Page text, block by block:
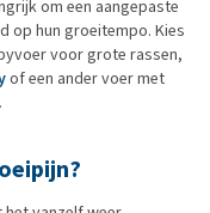
om een aangepaste
op hun groeitempo. Kies
voor grote rassen,
of een ander voer met